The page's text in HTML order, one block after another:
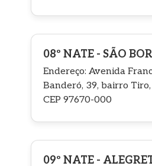
08º NATE - SÃO
Endereço: Avenida
Banderó, 39, bairro Tiro,
CEP 97670-000
09º NATE -